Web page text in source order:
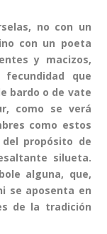
no con un
con un poeta
y macizos,
que
bardo o de vate
como se verá
como estos
propósito de
silueta.
alguna, que,
se aposenta en
de la tradición